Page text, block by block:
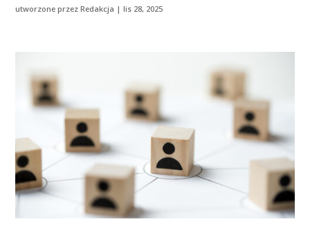
utworzone przezRedakcja |lis 28, 2025